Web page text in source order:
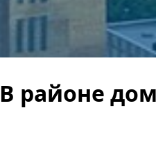
В районе